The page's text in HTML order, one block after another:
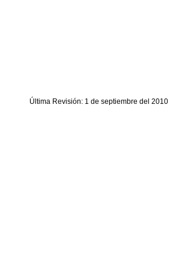
Última Revisión: 1 de septiembre del 2010